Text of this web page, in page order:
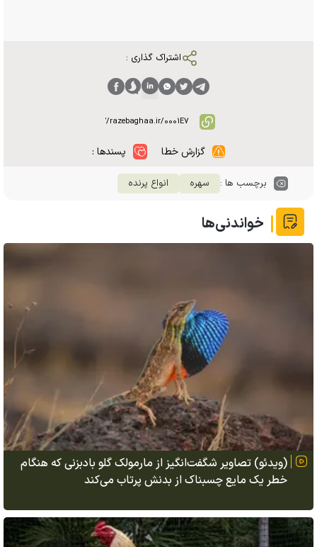
اشتراک گذاری :
گزارش خطا پسندها :
برچسب ها : سهره انواع پرنده
خواندنی‌ها
(ویدئو) تصاویر شگفت‌انگیز از مارمولک گلو بادبزنی که هنگام
خطر یک مایع چسبناک از بدنش پرتاب می‌کند